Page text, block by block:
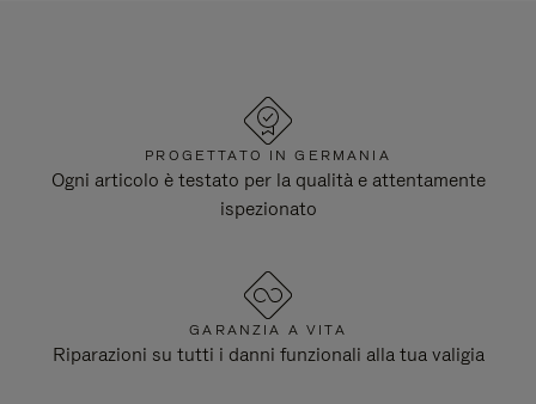
PROGETTATO IN GERMANIA
Ogni articolo è testato per la qualità e attentamente
ispezionato
GARANZIA A VITA
Riparazioni su tutti i danni funzionali alla tua valigia